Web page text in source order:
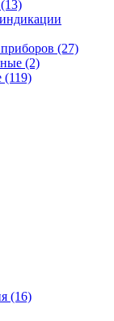
(13)
(27)
(2)
(119)
(16)